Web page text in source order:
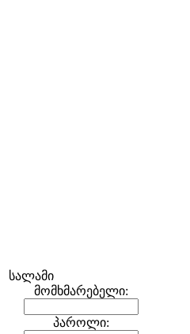
სალამი
მომხმარებელი:
პაროლი: